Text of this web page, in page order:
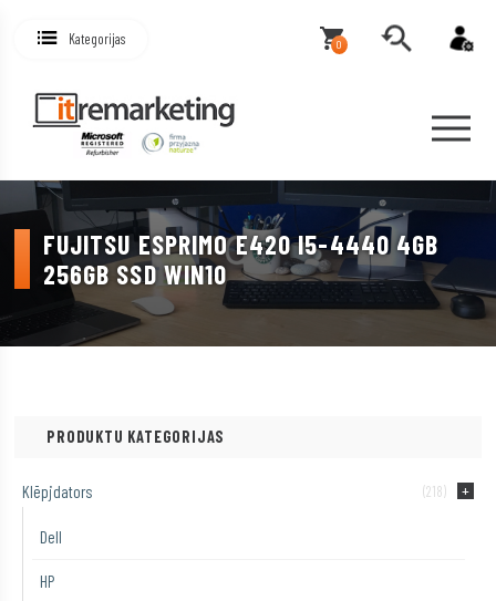
Kategorijas 0
FUJITSU ESPRIMO E420 I5-4440 4GB
256GB SSD WIN10
PRODUKTU KATEGORIJAS
Klēpjdators (218)
Dell
HP